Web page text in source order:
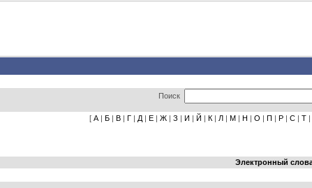
Поиск
[ А | Б | В | Г | Д | Е | Ж | З | И | Й | К | Л | М | Н | О | П | Р | С | Т |
Электронный